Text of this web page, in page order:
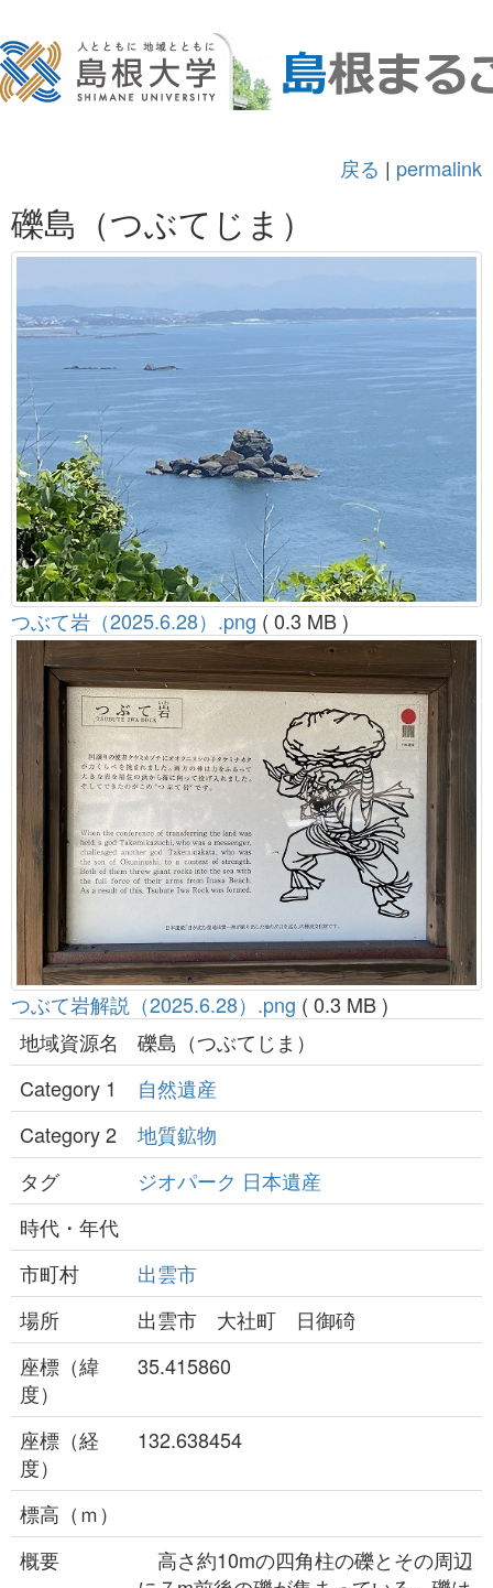
戻る | permalink
礫島（つぶてじま）
つぶて岩（2025.6.28）.png ( 0.3 MB )
つぶて岩解説（2025.6.28）.png ( 0.3 MB )
地域資源名
礫島（つぶてじま）
Category 1
自然遺産
Category 2
地質鉱物
タグ
ジオパーク 日本遺産
時代・年代
市町村
出雲市
場所
出雲市 大社町 日御碕
座標（緯
度）
35.415860
座標（経
度）
132.638454
標高（ｍ）
概要
高さ約10mの四角柱の礫とその周辺